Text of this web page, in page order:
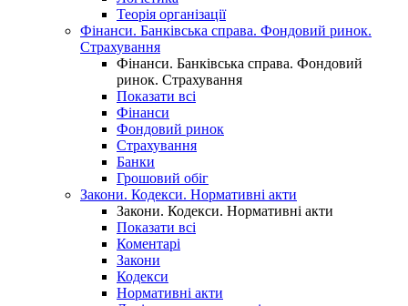
Теорія організації
Фінанси. Банківська справа. Фондовий ринок.
Страхування
Фінанси. Банківська справа. Фондовий
ринок. Страхування
Показати всі
Фінанси
Фондовий ринок
Страхування
Банки
Грошовий обіг
Закони. Кодекси. Нормативні акти
Закони. Кодекси. Нормативні акти
Показати всі
Коментарі
Закони
Кодекси
Нормативні акти